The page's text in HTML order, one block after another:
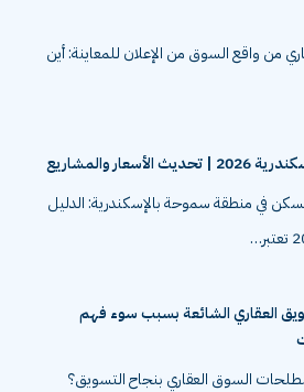
من واقع السوق من الإعلان للمعاينة: أين
والمشاريع
في منطقة سموحة بالإسكندرية: الدليل
العقاري الشائعة بسبب سوء فهم
السوق العقاري بنجاح التسويق؟